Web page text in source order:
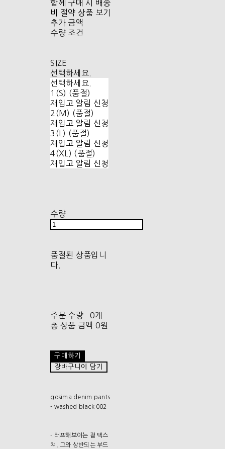
함께 구매 시 배송
비 절약 상품 보기
추가 금액
수량 조건
SIZE
선택하세요.
선택하세요.
1(S) (품절)
재입고 알림 신청
2(M) (품절)
재입고 알림 신청
3(L) (품절)
재입고 알림 신청
4(XL) (품절)
재입고 알림 신청
수량
품절된 상품입니
다.
주문 수량
0개
총 상품 금액 0원
구매하기
장바구니에 담기
gosima denim pants
- washed black 002
- 러프해보이는 겉 텍스
쳐, 그와 상반되는 부드